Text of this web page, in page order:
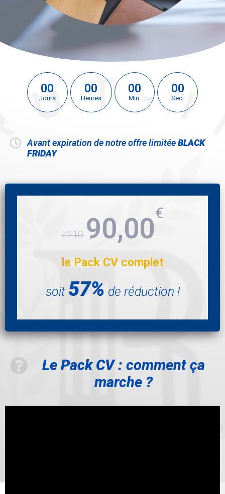
00
Jours
00
Heures
00
Min.
00
Sec.
Avant expiration de notre offre limitéeBLACK
FRIDAY
€210 90,00€
le Pack CV complet
soit 57% de réduction !
Le Pack CV : comment ça
marche ?